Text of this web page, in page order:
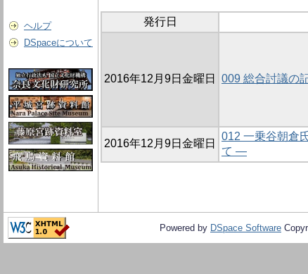
ヘルプ
DSpaceについて
発行日
2016年12月9日金曜日 009 総合討議の
2016年12月9日金曜日
012 一乗谷朝倉
て ―
Powered by DSpace Software